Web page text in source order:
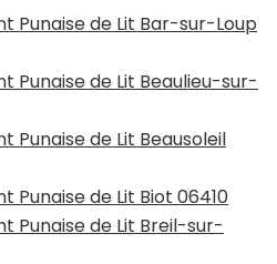
Punaise de Lit Bar-sur-Loup
Punaise de Lit Beaulieu-sur-
Punaise de Lit Beausoleil
Punaise de Lit Biot 06410
Punaise de Lit Breil-sur-